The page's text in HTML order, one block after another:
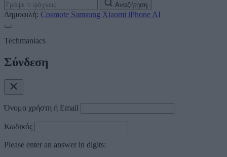
Αναζήτηση
Δημοφιλή: Cosmote Samsung Xiaomi iPhone AI
Techmaniacs
Σύνδεση
Όνομα χρήστη ή Email
Κωδικός
Please enter an answer in digits: